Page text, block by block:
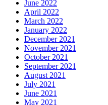
June 2022
April 2022
March 2022
January 2022
December 2021
November 2021
October 2021
September 2021
August 2021
July 2021
June 2021
May 2021